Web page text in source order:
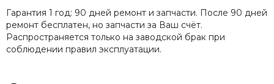
Гарантия 1 год: 90 дней ремонт и запчасти. После 90 дней
ремонт бесплатен, но запчасти за Ваш счёт.
Распространяется только на заводской брак при
соблюдении правил эксплуатации.